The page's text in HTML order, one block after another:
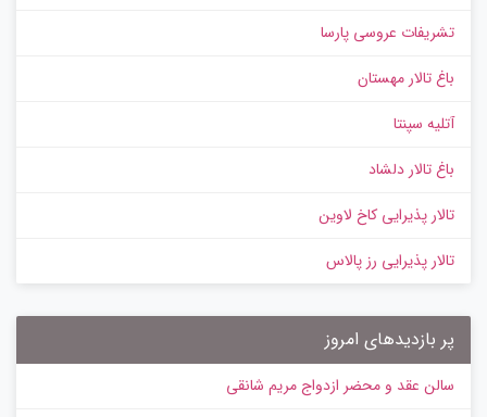
تشریفات عروسی پارسا
باغ تالار مهستان
آتلیه سپنتا
باغ تالار دلشاد
تالار پذیرایی کاخ لاوین
تالار پذیرایی رز پالاس
پر بازدیدهای امروز
سالن عقد و محضر ازدواج مریم شانقی